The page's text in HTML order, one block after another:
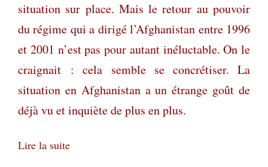
situation sur place. Mais le retour au pouvoir
du régime qui a dirigé l’Afghanistan entre 1996
et 2001 n’est pas pour autant inéluctable. On le
craignait : cela semble se concrétiser. La
situation en Afghanistan a un étrange goût de
déjà vu et inquiète de plus en plus.
Lire la suite